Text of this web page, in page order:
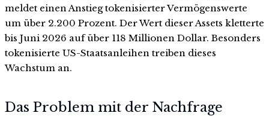
meldet einen Anstieg tokenisierter Vermögenswerte
um über 2.200 Prozent. Der Wert dieser Assets kletterte
bis Juni 2026 auf über 118 Millionen Dollar. Besonders
tokenisierte US-Staatsanleihen treiben dieses
Wachstum an.
Das Problem mit der Nachfrage